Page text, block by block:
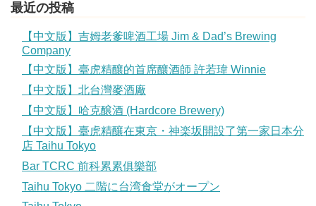
最近の投稿
【中文版】吉姆老爹啤酒工場 Jim & Dad’s Brewing
Company
【中文版】臺虎精釀的首席釀酒師 許若瑋 Winnie
【中文版】北台灣麥酒廠
【中文版】哈克醸酒 (Hardcore Brewery)
【中文版】臺虎精釀在東京・神楽坂開設了第一家日本分
店 Taihu Tokyo
Bar TCRC 前科累累俱樂部
Taihu Tokyo 二階に台湾食堂がオープン